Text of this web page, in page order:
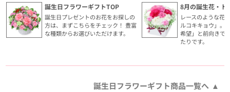
誕生日フラワーギフトTOP
誕生日プレゼントのお花をお探しの
方は、まずこちらをチェック！ 豊富
な種類からお選びいただけます。
8月の誕生花・ト
レースのような花
ルコキキョウ」。
希望」と前向きで
たりです。
誕生日フラワーギフト商品一覧へ